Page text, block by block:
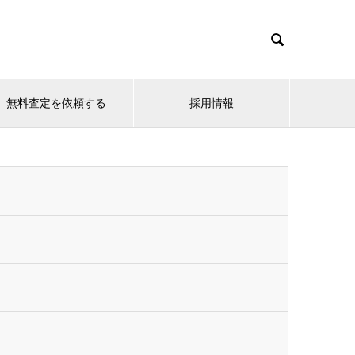

無料査定を依頼する 採用情報